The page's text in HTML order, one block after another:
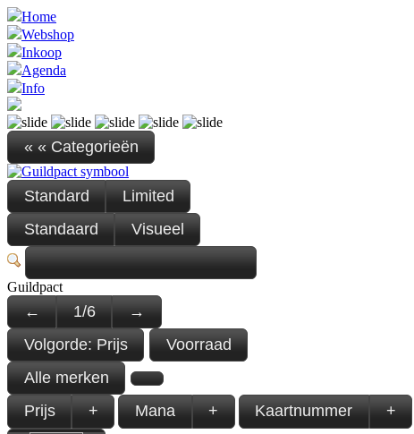
Home
Webshop
Inkoop
Agenda
Info
« « Categorieën
Standard
Limited
Standaard
Visueel
Guildpact
← 1/6
→
Volgorde: Prijs
Voorraad
Alle merken
Prijs
+ Mana + Kaartnummer +